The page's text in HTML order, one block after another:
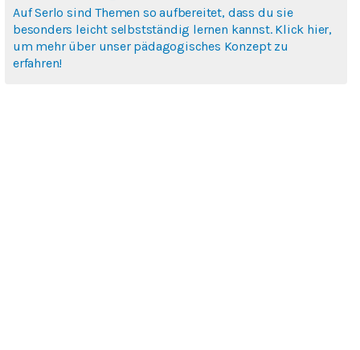
Auf Serlo sind Themen so aufbereitet, dass du sie
besonders leicht selbstständig lernen kannst. Klick hier,
um mehr über unser pädagogisches Konzept zu
erfahren!